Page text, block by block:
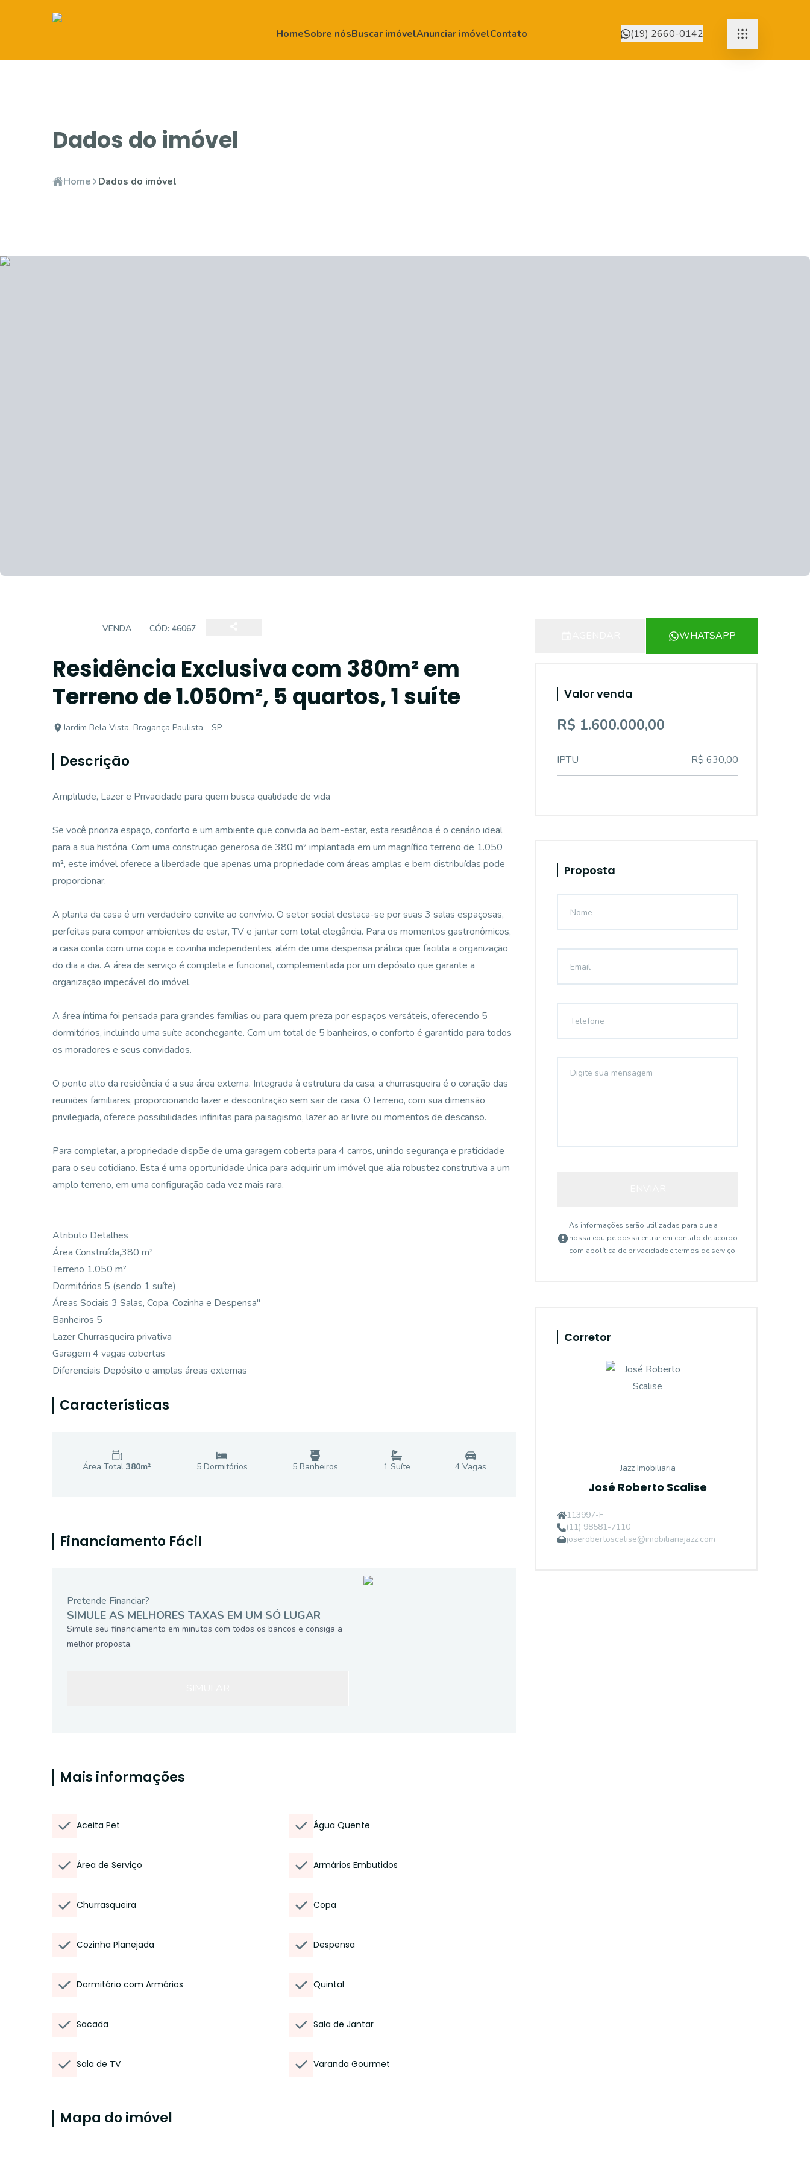
HomeSobre nósBuscar imóvelAnunciar imóvelContato (19) 2660-0142
Dados do imóvel
Home Dados do imóvel
VENDA CÓD: 46067
Residência Exclusiva com 380m² em
Terreno de 1.050m², 5 quartos, 1 suíte
Jardim Bela Vista, Bragança Paulista - SP
Descrição
Amplitude, Lazer e Privacidade para quem busca qualidade de vida
Se você prioriza espaço, conforto e um ambiente que convida ao bem-estar, esta residência é o cenário ideal
para a sua história. Com uma construção generosa de 380 m² implantada em um magnífico terreno de 1.050
m², este imóvel oferece a liberdade que apenas uma propriedade com áreas amplas e bem distribuídas pode
proporcionar.
A planta da casa é um verdadeiro convite ao convívio. O setor social destaca-se por suas 3 salas espaçosas,
perfeitas para compor ambientes de estar, TV e jantar com total elegância. Para os momentos gastronômicos,
a casa conta com uma copa e cozinha independentes, além de uma despensa prática que facilita a organização
do dia a dia. A área de serviço é completa e funcional, complementada por um depósito que garante a
organização impecável do imóvel.
A área íntima foi pensada para grandes famílias ou para quem preza por espaços versáteis, oferecendo 5
dormitórios, incluindo uma suíte aconchegante. Com um total de 5 banheiros, o conforto é garantido para todos
os moradores e seus convidados.
O ponto alto da residência é a sua área externa. Integrada à estrutura da casa, a churrasqueira é o coração das
reuniões familiares, proporcionando lazer e descontração sem sair de casa. O terreno, com sua dimensão
privilegiada, oferece possibilidades infinitas para paisagismo, lazer ao ar livre ou momentos de descanso.
Para completar, a propriedade dispõe de uma garagem coberta para 4 carros, unindo segurança e praticidade
para o seu cotidiano. Esta é uma oportunidade única para adquirir um imóvel que alia robustez construtiva a um
amplo terreno, em uma configuração cada vez mais rara.
Atributo Detalhes
Área Construída,380 m²
Terreno 1.050 m²
Dormitórios 5 (sendo 1 suíte)
Áreas Sociais 3 Salas, Copa, Cozinha e Despensa"
Banheiros 5
Lazer Churrasqueira privativa
Garagem 4 vagas cobertas
Diferenciais Depósito e amplas áreas externas
Características
Área Total 380m² 5Dormitórios 5 Banheiros 1 Suíte 4 Vagas
Financiamento Fácil
Pretende Financiar?
SIMULE AS MELHORES TAXAS EM UM SÓ LUGAR
Simule seu financiamento em minutos com todos os bancos e consiga a
melhor proposta.
Mais informações
Aceita Pet Água Quente
Área de Serviço Armários Embutidos
Churrasqueira Copa
Cozinha Planejada Despensa
Dormitório com Armários Quintal
Sacada Sala de Jantar
Sala de TV Varanda Gourmet
Mapa do imóvel
WHATSAPP
Valor venda
R$ 1.600.000,00
IPTU R$ 630,00
Proposta
As informações serão utilizadas para que a
nossa equipe possa entrar em contato de acordo
com apolítica de privacidade e termos de serviço
Corretor
Jazz Imobiliaria
José Roberto Scalise
113997-F
(11) 98581-7110
joserobertoscalise@imobiliariajazz.com